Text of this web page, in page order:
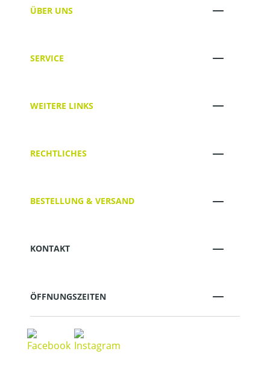
ÜBER UNS
SERVICE
WEITERE LINKS
RECHTLICHES
BESTELLUNG & VERSAND
KONTAKT
ÖFFNUNGSZEITEN